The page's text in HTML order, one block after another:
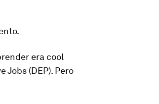
era cool
Jobs (DEP). Pero